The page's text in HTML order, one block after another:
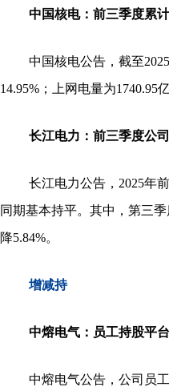
中国核电：前三季度累
中国核电公告， 截至
14.95%；上网电量为1740.95
长江电力：前三季度公
长江电力公告， 2025年
同期基本持平。其中，第三
降5.84%。
增减持
中熔电气：员工持股平
中熔电气公告，公司员